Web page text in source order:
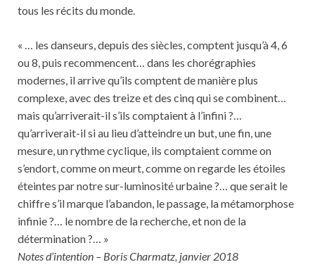
tous les récits du monde.
« … les danseurs, depuis des siècles, comptent jusqu’à 4, 6
ou 8, puis recommencent… dans les chorégraphies
modernes, il arrive qu’ils comptent de manière plus
complexe, avec des treize et des cinq qui se combinent…
mais qu’arriverait-il s’ils comptaient à l’infini ?…
qu’arriverait-il si au lieu d’atteindre un but, une fin, une
mesure, un rythme cyclique, ils comptaient comme on
s’endort, comme on meurt, comme on regarde les étoiles
éteintes par notre sur-luminosité urbaine ?… que serait le
chiffre s’il marque l’abandon, le passage, la métamorphose
infinie ?… le nombre de la recherche, et non de la
détermination ?… »
Notes d’intention – Boris Charmatz, janvier 2018